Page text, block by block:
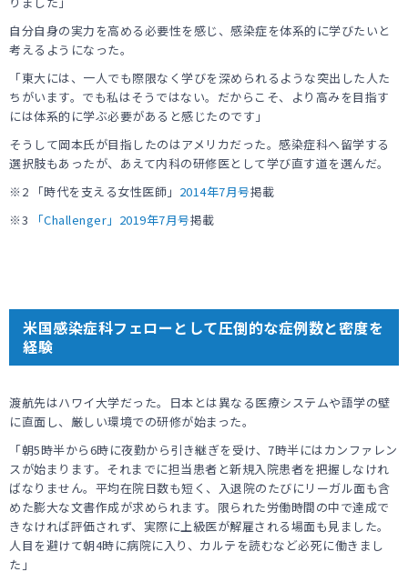
自分自身の実力を高める必要性を感じ、感染症を体系的に学びたいと
考えるようになった。
「東大には、一人でも際限なく学びを深められるような突出した人た
ちがいます。でも私はそうではない。だからこそ、より高みを目指す
には体系的に学ぶ必要があると感じたのです」
そうして岡本氏が目指したのはアメリカだった。感染症科へ留学する
選択肢もあったが、あえて内科の研修医として学び直す道を選んだ。
※2 「時代を支える女性医師」 2014年7月号掲載
※3
「Challenger」2019年7月号掲載
米国感染症科フェローとして圧倒的な症例数と密度を
経験
渡航先はハワイ大学だった。日本とは異なる医療システムや語学の壁
に直面し、厳しい環境での研修が始まった。
「朝5時半から6時に夜勤から引き継ぎを受け、7時半にはカンファレン
スが始まります。それまでに担当患者と新規入院患者を把握しなけれ
ばなりません。平均在院日数も短く、入退院のたびにリーガル面も含
めた膨大な文書作成が求められます。限られた労働時間の中で達成で
きなければ評価されず、実際に上級医が解雇される場面も見ました。
人目を避けて朝4時に病院に入り、カルテを読むなど必死に働きまし
た」